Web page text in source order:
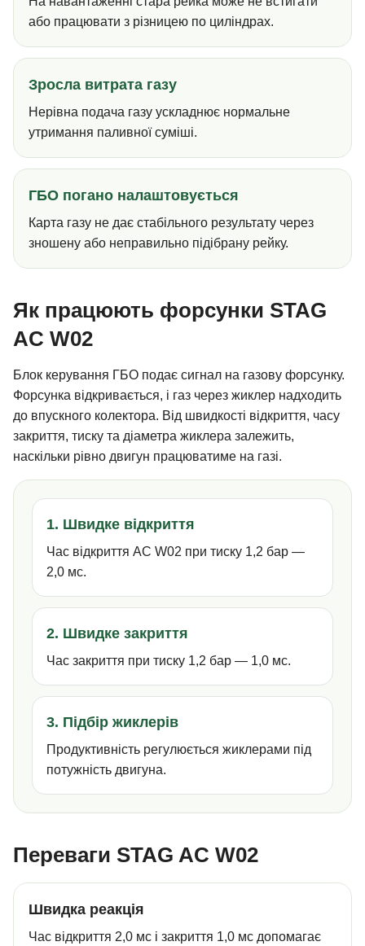
або працювати з різницею по циліндрах.
Зросла витрата газу
Нерівна подача газу ускладнює нормальне
утримання паливної суміші.
ГБО погано налаштовується
Карта газу не дає стабільного результату через
зношену або неправильно підібрану рейку.
Як працюють форсунки STAG
AC W02
Блок керування ГБО подає сигнал на газову форсунку.
Форсунка відкривається, і газ через жиклер надходить
до впускного колектора. Від швидкості відкриття, часу
закриття, тиску та діаметра жиклера залежить,
наскільки рівно двигун працюватиме на газі.
1. Швидке відкриття
Час відкриття AC W02 при тиску 1,2 бар —
2,0 мс.
2. Швидке закриття
Час закриття при тиску 1,2 бар — 1,0 мс.
3. Підбір жиклерів
Продуктивність регулюється жиклерами під
потужність двигуна.
Переваги STAG AC W02
Швидка реакція
Час відкриття 2,0 мс і закриття 1,0 мс допомагає